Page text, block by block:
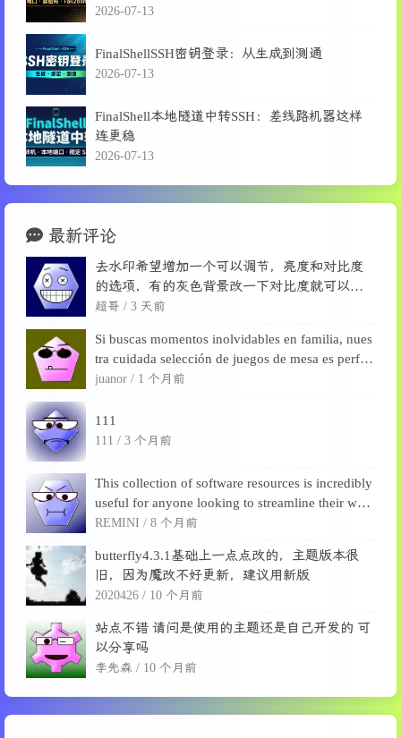
2026-07-13
FinalShellSSH密钥登录：从生成到测通
2026-07-13
FinalShell本地隧道中转SSH：差线路机器这样
连更稳
2026-07-13
最新评论
去水印希望增加一个可以调节，亮度和对比度
的选项，有的灰色背景改一下对比度就可以消
除了。
超哥 /3 天前
Si buscas momentos inolvidables en familia, nues
tra cuidada selección de juegos de mesa es perfec
ta para desconectarse de las pantallas, fortalecer l
juanor / 1 个月前
111
111 /3 个月前
This collection of software resources is incredibly
useful for anyone looking to streamline their wor
kflow or enhance their creative projects. From o
REMINI /8 个月前
butterfly4.3.1基础上一点点改的，主题版本很
旧，因为魔改不好更新，建议用新版
2020426 / 10 个月前
站点不错 请问是使用的主题还是自己开发的 可
以分享吗
李先森 / 10 个月前